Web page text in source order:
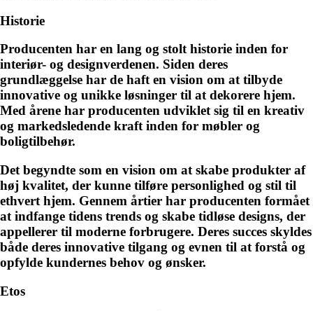
Historie
Producenten har en lang og stolt historie inden for
interiør- og designverdenen. Siden deres
grundlæggelse har de haft en vision om at tilbyde
innovative og unikke løsninger til at dekorere hjem.
Med årene har producenten udviklet sig til en kreativ
og markedsledende kraft inden for møbler og
boligtilbehør.
Det begyndte som en vision om at skabe produkter af
høj kvalitet, der kunne tilføre personlighed og stil til
ethvert hjem. Gennem årtier har producenten formået
at indfange tidens trends og skabe tidløse designs, der
appellerer til moderne forbrugere. Deres succes skyldes
både deres innovative tilgang og evnen til at forstå og
opfylde kundernes behov og ønsker.
Etos